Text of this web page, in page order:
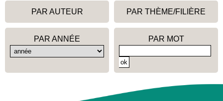
PAR AUTEUR PAR THÈME/FILIÈRE
PAR ANNÉE PAR MOT